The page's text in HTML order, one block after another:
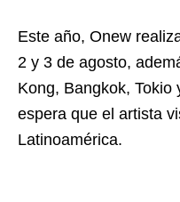
Este año, Onew
2 y 3 de agosto,
Kong, Bangkok, Tokio
espera que el artista
Latinoamérica.